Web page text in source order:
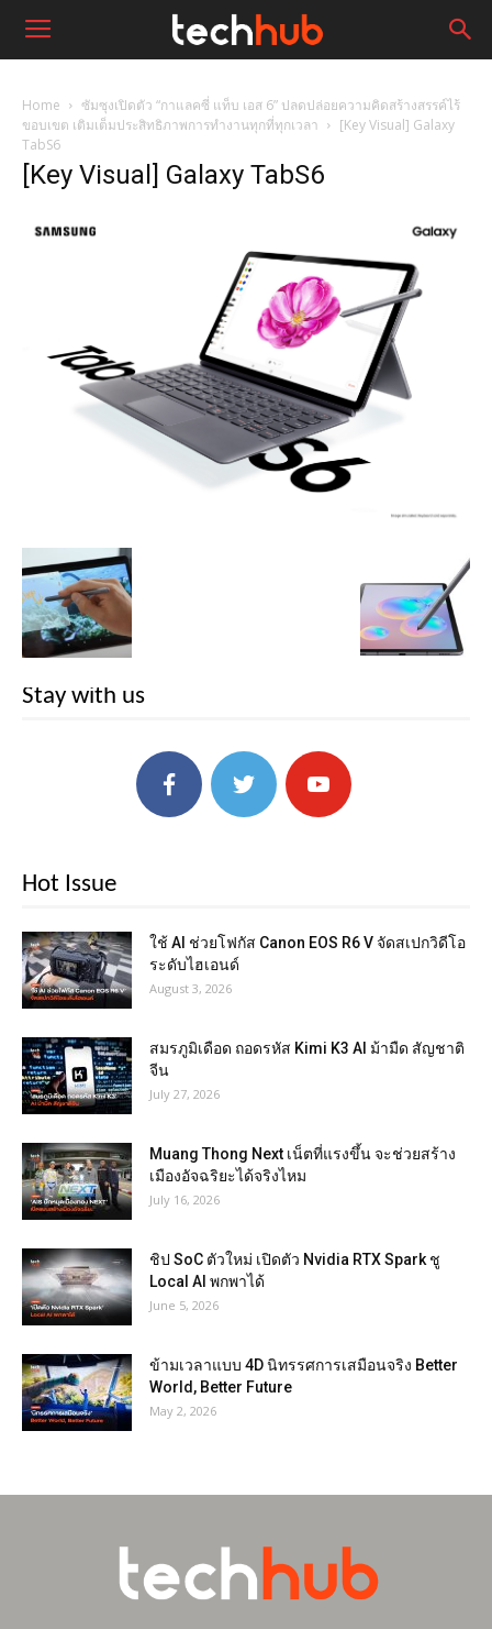
Home
ซัมซุงเปิดตัว “กาแลคซี่ แท็บ เอส 6” ปลดปล่อยความคิดสร้างสรรค์ไร้
ขอบเขต เติมเต็มประสิทธิภาพการทำงานทุกที่ทุกเวลา
[Key Visual] Galaxy
TabS6
[Key Visual] Galaxy TabS6
Stay with us
Hot Issue
ใช้ AI ช่วยโฟกัส Canon EOS R6 V จัดสเปกวิดีโอ
ระดับไฮเอนด์
August 3, 2026
สมรภูมิเดือด ถอดรหัส Kimi K3 AI ม้ามืด สัญชาติ
จีน
July 27, 2026
Muang Thong Next เน็ตที่แรงขึ้น จะช่วยสร้าง
เมืองอัจฉริยะได้จริงไหม
July 16, 2026
ชิป SoC ตัวใหม่ เปิดตัว Nvidia RTX Spark ชู
Local AI พกพาได้
June 5, 2026
ข้ามเวลาแบบ 4D นิทรรศการเสมือนจริง Better
World, Better Future
May 2, 2026